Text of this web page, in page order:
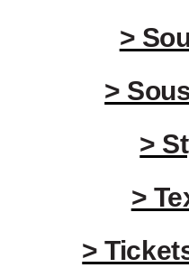
>
>
>
>
>